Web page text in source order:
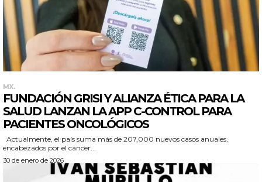
MX.
FUNDACIÓN GRISI Y ALIANZA ÉTICA PARA LA
SALUD LANZAN LA APP C-CONTROL PARA
PACIENTES ONCOLÓGICOS
encabezados por el cáncer...
30 de enero de 2026